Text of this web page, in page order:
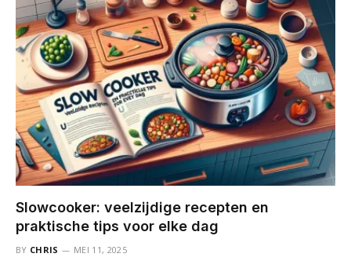
Slowcooker: veelzijdige recepten en
praktische tips voor elke dag
BY CHRIS MEI 11, 2025